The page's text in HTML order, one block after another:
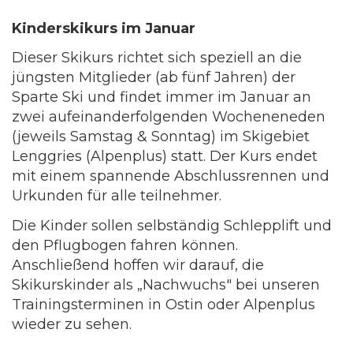
Kinderskikurs im Januar
Dieser Skikurs richtet sich speziell an die
jüngsten Mitglieder (ab fünf Jahren) der
Sparte Ski und findet immer im Januar an
zwei aufeinanderfolgenden Wocheneneden
(jeweils Samstag & Sonntag) im Skigebiet
Lenggries (Alpenplus) statt. Der Kurs endet
mit einem spannende Abschlussrennen und
Urkunden für alle teilnehmer.
Die Kinder sollen selbständig Schlepplift und
den Pflugbogen fahren können.
Anschließend hoffen wir darauf, die
Skikurskinder als „Nachwuchs" bei unseren
Trainingsterminen in Ostin oder Alpenplus
wieder zu sehen.